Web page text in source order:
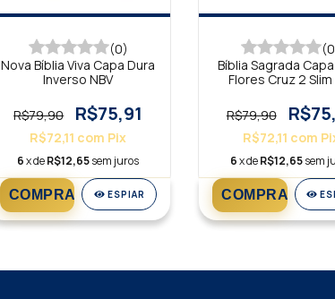
(0)
Nova Bíblia Viva Capa Dura
Inverso NBV
R$79,90 R$75,91
R$72,11 com Pix
6x deR$12,65sem juros
ESPIAR
Bíblia Sagrada
Flores Cruz 2 Slim
R$79,90
R$72,11 com
6x deR$12,65sem